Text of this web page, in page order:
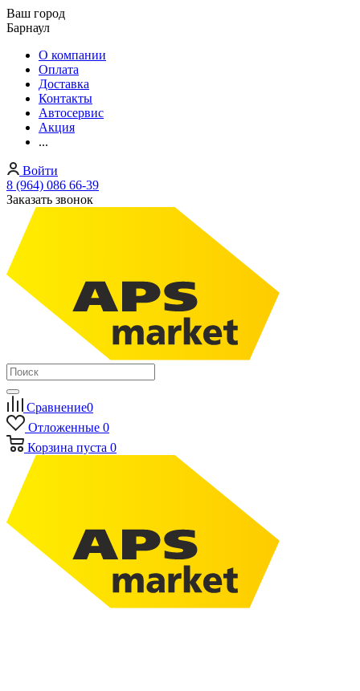
Ваш город
Барнаул
О компании
Оплата
Доставка
Контакты
Автосервис
Акция
...
Войти
8 (964) 086 66-39
Заказать звонок
Сравнение0
Отложенные 0
Корзина пуста 0